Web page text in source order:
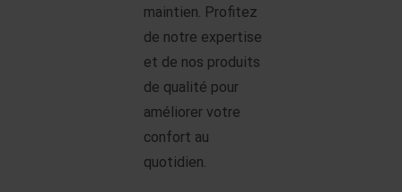
maintien. Profitez
de notre expertise
et de nos produits
de qualité pour
améliorer votre
confort au
quotidien.